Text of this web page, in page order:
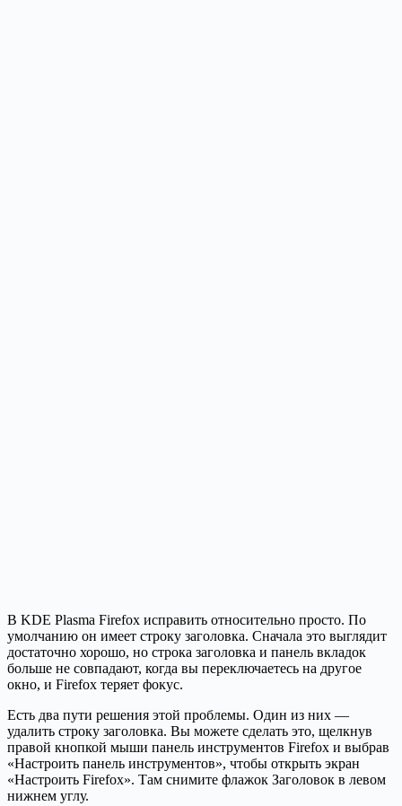
В KDE Plasma Firefox исправить относительно просто. По
умолчанию он имеет строку заголовка. Сначала это выглядит
достаточно хорошо, но строка заголовка и панель вкладок
больше не совпадают, когда вы переключаетесь на другое
окно, и Firefox теряет фокус.
Есть два пути решения этой проблемы. Один из них —
удалить строку заголовка. Вы можете сделать это, щелкнув
правой кнопкой мыши панель инструментов Firefox и выбрав
«Настроить панель инструментов», чтобы открыть экран
«Настроить Firefox». Там снимите флажок Заголовок в левом
нижнем углу.